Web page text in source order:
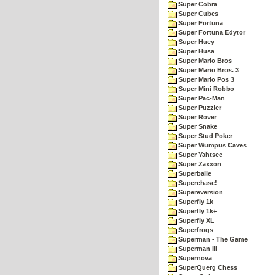
Super Cobra
Super Cubes
Super Fortuna
Super Fortuna Edytor
Super Huey
Super Husa
Super Mario Bros
Super Mario Bros. 3
Super Mario Pos 3
Super Mini Robbo
Super Pac-Man
Super Puzzler
Super Rover
Super Snake
Super Stud Poker
Super Wumpus Caves
Super Yahtsee
Super Zaxxon
Superballe
Superchase!
Supereversion
Superfly 1k
Superfly 1k+
Superfly XL
Superfrogs
Superman - The Game
Superman III
Supernova
SuperQuerg Chess